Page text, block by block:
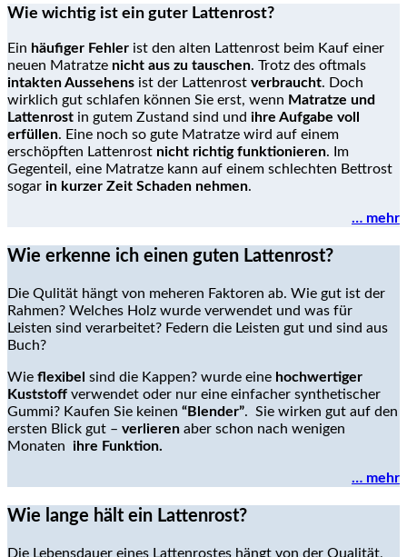
Wie wichtig ist ein guter Lattenrost?
Ein häufiger Fehler ist den alten Lattenrost beim Kauf einer
neuen Matratze nicht aus zu tauschen. Trotz des oftmals
intakten Aussehens ist der Lattenrost verbraucht. Doch
wirklich gut schlafen können Sie erst, wenn Matratze und
Lattenrost in gutem Zustand sind und ihre Aufgabe voll
erfüllen. Eine noch so gute Matratze wird auf einem
erschöpften Lattenrost nicht richtig funktionieren. Im
Gegenteil, eine Matratze kann auf einem schlechten Bettrost
sogar in kurzer Zeit Schaden nehmen.
… mehr
Wie erkenne ich einen guten Lattenrost?
Die Qulität hängt von meheren Faktoren ab. Wie gut ist der
Rahmen? Welches Holz wurde verwendet und was für
Leisten sind verarbeitet? Federn die Leisten gut und sind aus
Buch?
Wie flexibel sind die Kappen? wurde eine hochwertiger
Kuststoff verwendet oder nur eine einfacher synthetischer
Gummi? Kaufen Sie keinen “Blender”. Sie wirken gut auf den
ersten Blick gut – verlieren aber schon nach wenigen
Monaten ihre Funktion.
… mehr
Wie lange hält ein Lattenrost?
Die Lebensdauer eines Lattenrostes hängt von der Qualität,